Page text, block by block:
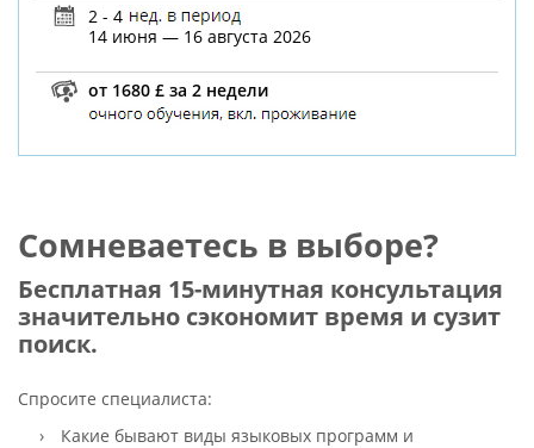
2 - 4
14 июня — 16 августа 2026
от 1680 £ за 2 недели
Сомневаетесь в выборе?
Бесплатная 15-минутная консультация
значительно сэкономит время и сузит
поиск.
Спросите специалиста:
Какие бывают виды языковых программ и